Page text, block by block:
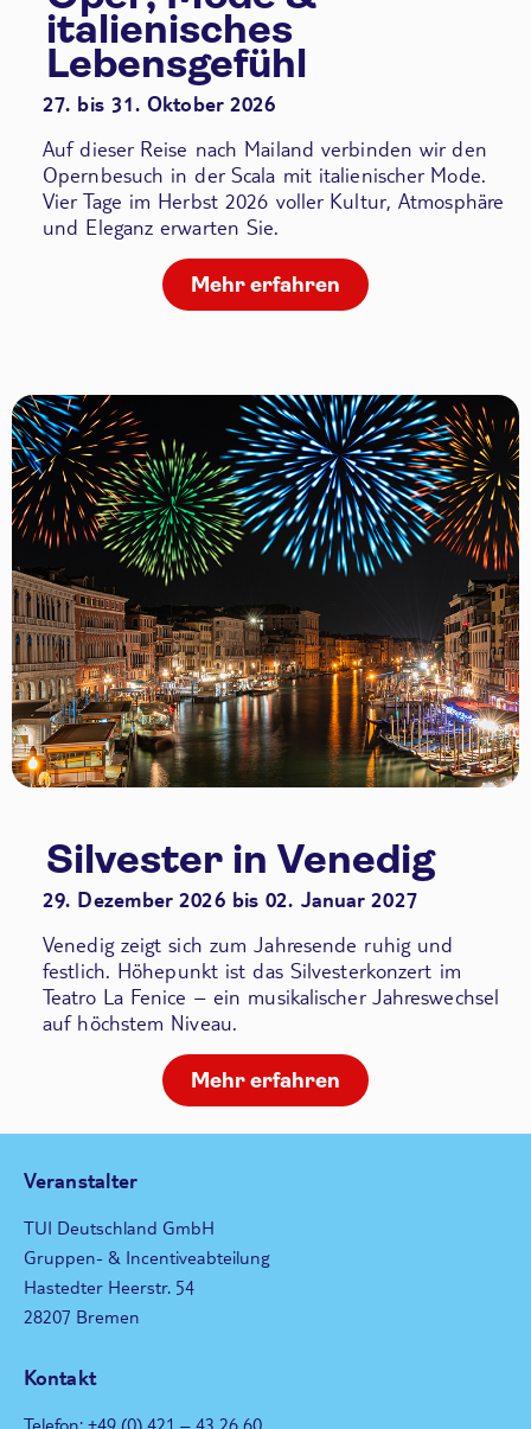
italienisches
Lebensgefühl
27. bis 31. Oktober 2026
Auf dieser Reise nach Mailand verbinden wir den
Opernbesuch in der Scala mit italienischer Mode.
Vier Tage im Herbst 2026 voller Kultur, Atmosphäre
und Eleganz erwarten Sie.
Mehr erfahren
Silvester in Venedig
29. Dezember 2026 bis 02. Januar 2027
Venedig zeigt sich zum Jahresende ruhig und
festlich. Höhepunkt ist das Silvesterkonzert im
Teatro La Fenice – ein musikalischer Jahreswechsel
auf höchstem Niveau.
Mehr erfahren
Veranstalter
TUI Deutschland GmbH
Gruppen- & Incentiveabteilung
Hastedter Heerstr. 54
28207 Bremen
Kontakt
Telefon: +49 (0) 421 – 43 26 60